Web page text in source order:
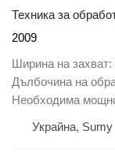
Техника за
2009
Ширина на захват
Дълбочина на
Необходима
Украйна, Sumy